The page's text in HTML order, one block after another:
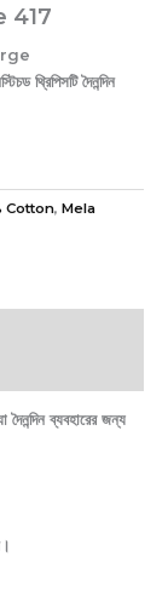
417
থ্রিপিসটি দৈনন্দিন
Cotton, Mela
ব্যবহারের জন্য